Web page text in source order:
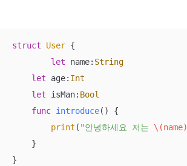
struct User {
let name: String
let age: Int
let isMan: Bool
func introduce()
{
print ( "안녕하세요 저는 \(name)
    }
}